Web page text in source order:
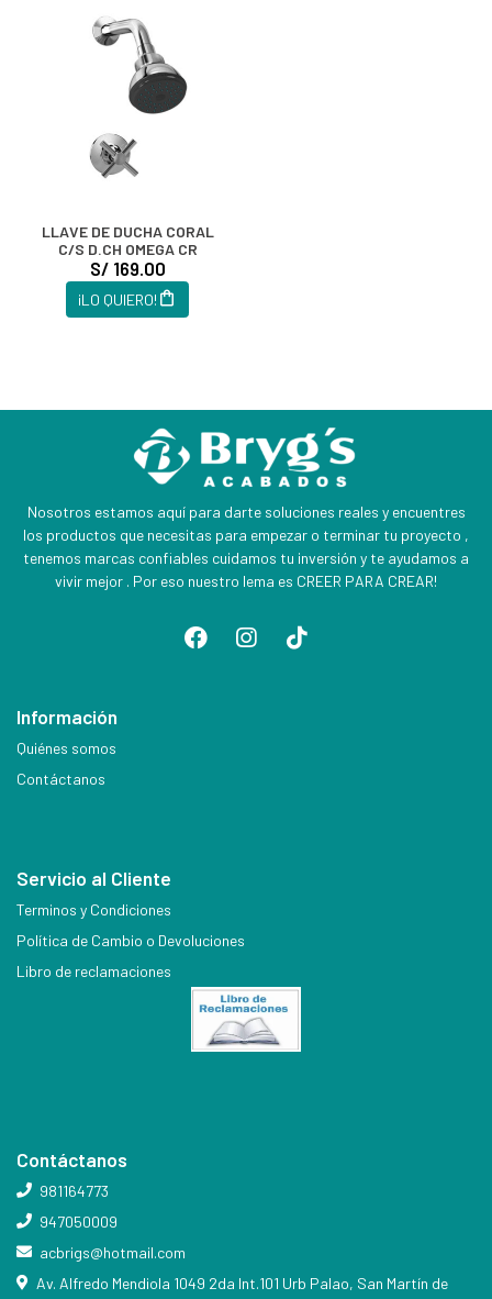
LLAVE DE DUCHA CORAL
C/S D.CH OMEGA CR
S/ 169.00
¡LO QUIERO!
Nosotros estamos aquí para darte soluciones reales y encuentres
los productos que necesitas para empezar o terminar tu proyecto ,
tenemos marcas confiables cuidamos tu inversión y te ayudamos a
vivir mejor . Por eso nuestro lema es CREER PARA CREAR!
Información
Quiénes somos
Contáctanos
Servicio al Cliente
Terminos y Condiciones
Política de Cambio o Devoluciones
Libro de reclamaciones
Contáctanos
981164773
947050009
acbrigs@hotmail.com
Av. Alfredo Mendiola 1049 2da Int.101 Urb Palao, San Martín de